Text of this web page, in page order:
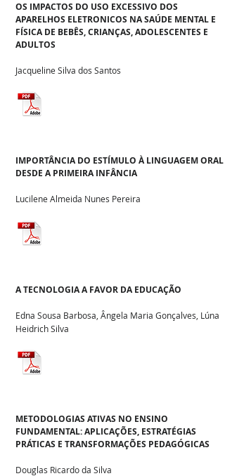
Jacqueline Silva dos Santos
OS IMPACTOS DO USO EXCESSIVO DOS
APARELHOS ELETRONICOS NA SAÚDE MENTAL E
FÍSICA DE BEBÊS, CRIANÇAS, ADOLESCENTES E
ADULTOS
Lucilene Almeida Nunes Pereira
IMPORTÂNCIA DO ESTÍMULO À LINGUAGEM ORAL
DESDE A PRIMEIRA INFÂNCIA
Edna Sousa Barbosa, Ângela Maria Gonçalves, Lúna
Heidrich Silva
A TECNOLOGIA A FAVOR DA EDUCAÇÃO
Douglas Ricardo da Silva
METODOLOGIAS ATIVAS NO ENSINO
FUNDAMENTAL: APLICAÇÕES, ESTRATÉGIAS
PRÁTICAS E TRANSFORMAÇÕES PEDAGÓGICAS